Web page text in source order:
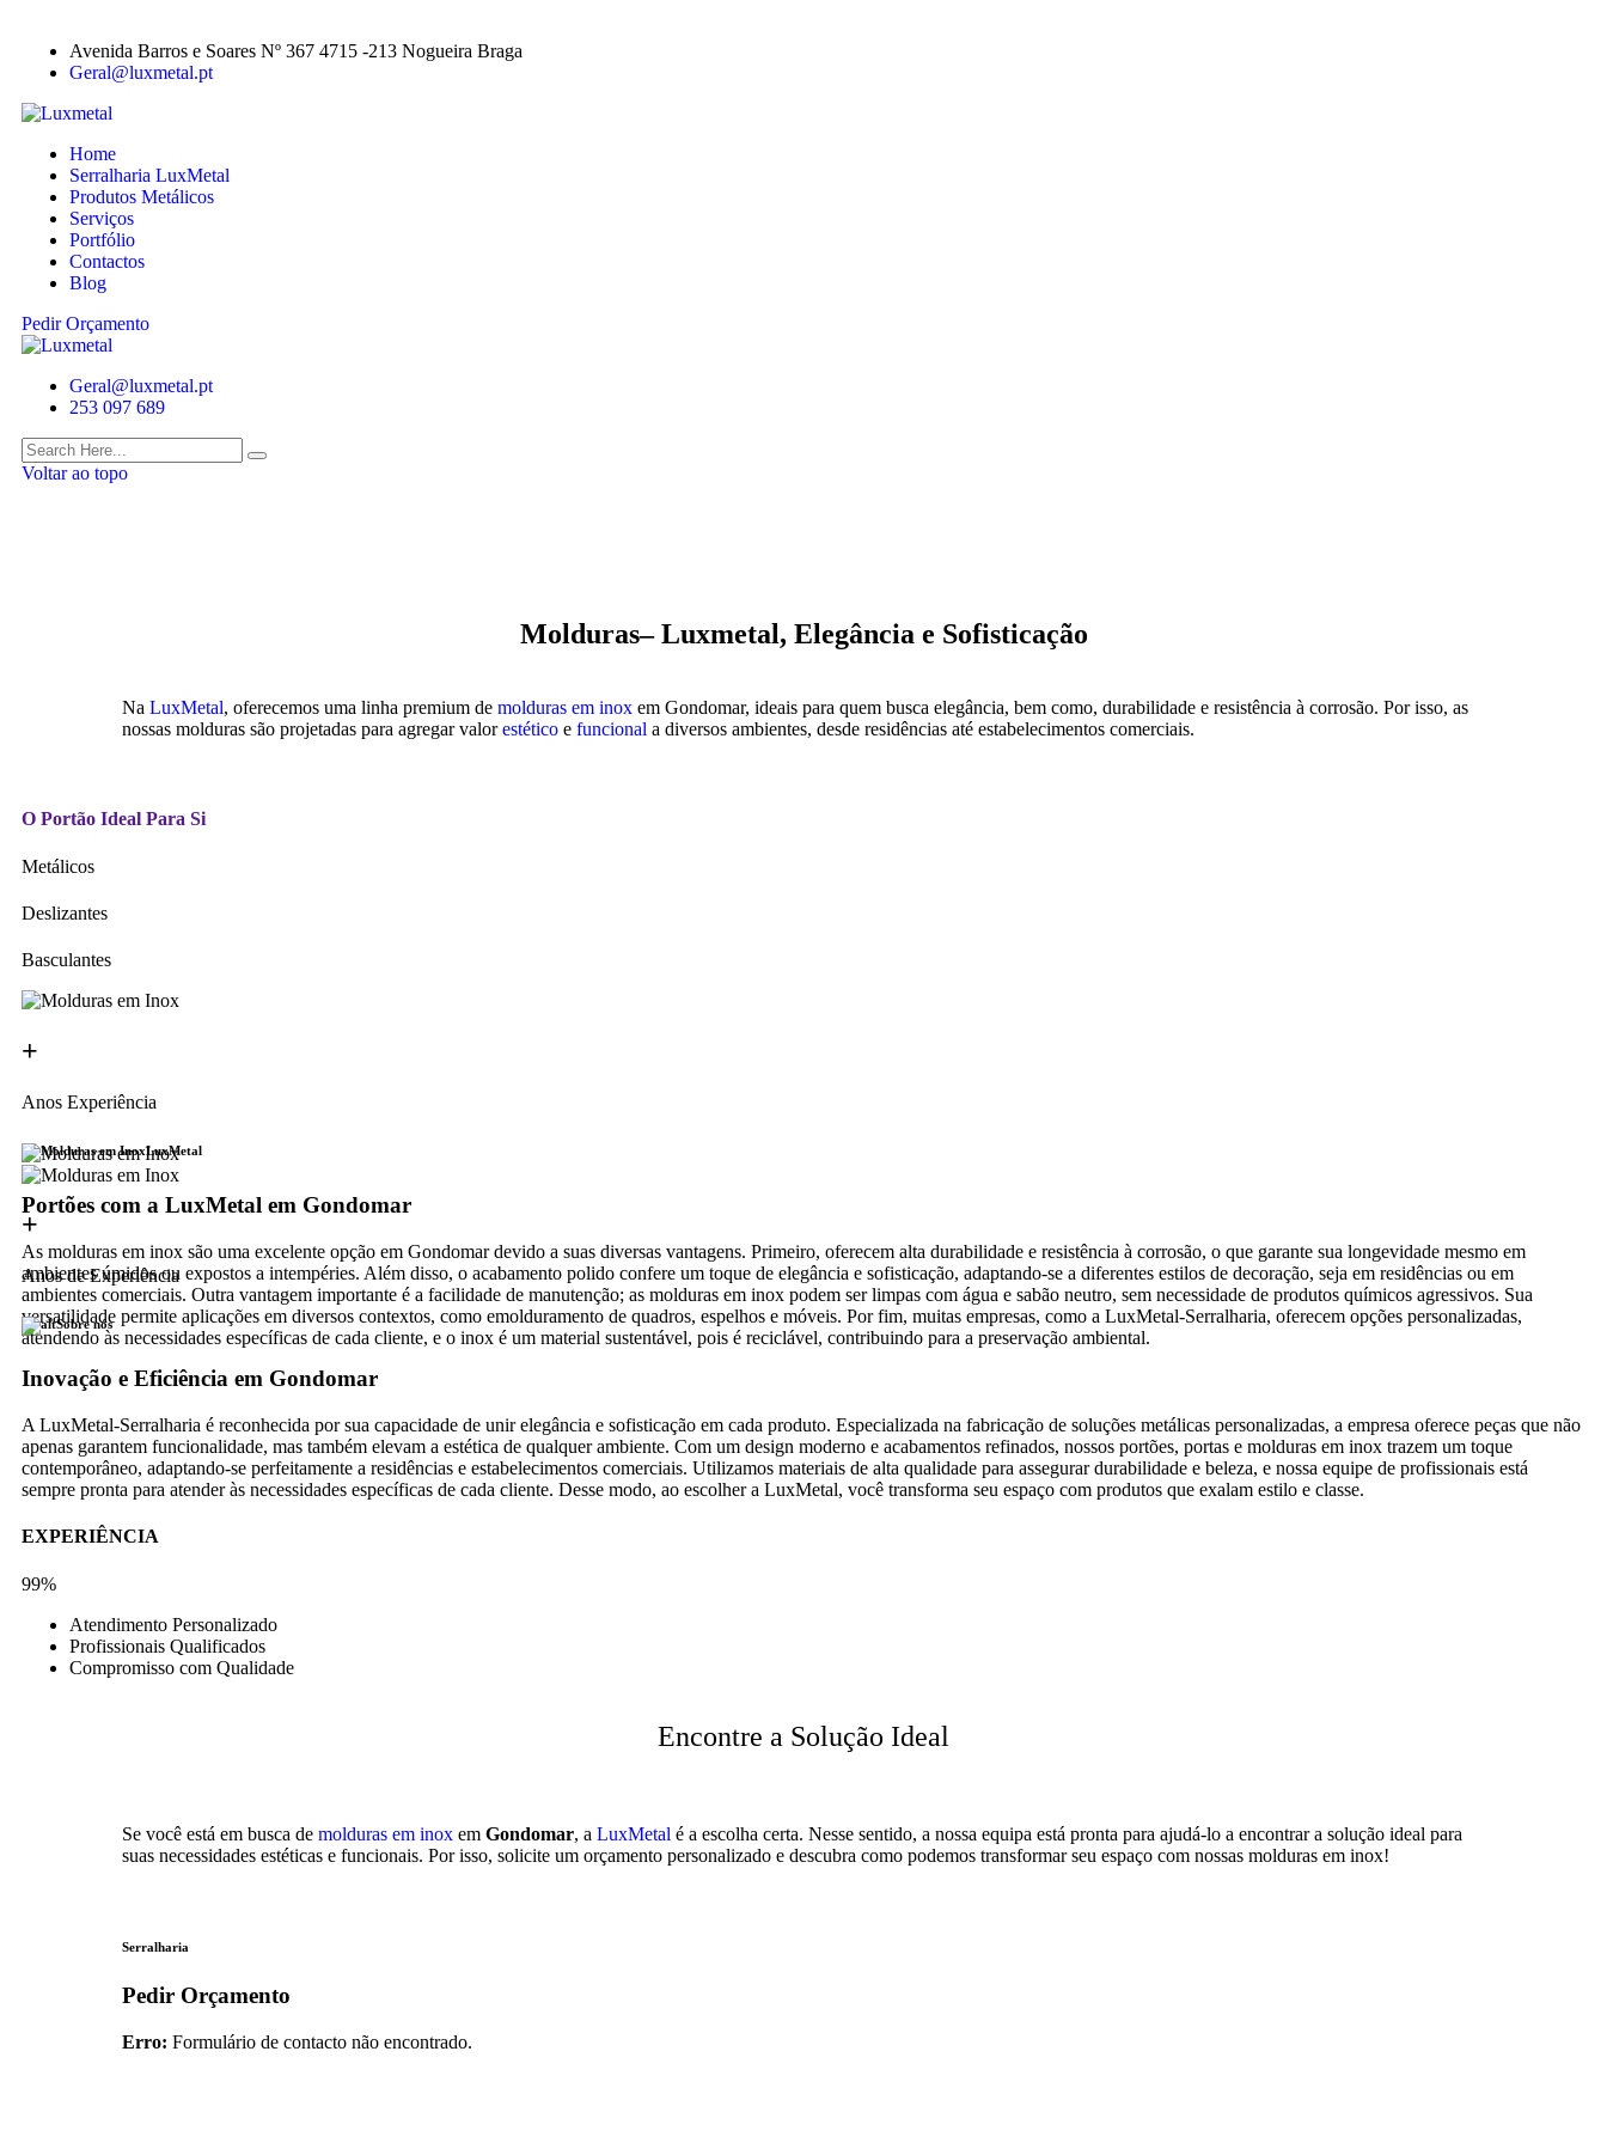
Avenida Barros e Soares Nº 367 4715 -213 Nogueira Braga
Geral@luxmetal.pt
Home
Serralharia LuxMetal
Produtos Metálicos
Serviços
Portfólio
Contactos
Blog
Pedir Orçamento
Geral@luxmetal.pt
253 097 689
Voltar ao topo
Molduras– Luxmetal, Elegância e Sofisticação
Na LuxMetal, oferecemos uma linha premium de molduras em inox em Gondomar, ideais para quem busca elegância, bem como, durabilidade e resistência à corrosão. Por isso, as
nossas molduras são projetadas para agregar valorestético e funcional a diversos ambientes, desde residências até estabelecimentos comerciais.
O Portão Ideal Para Si
Metálicos
Deslizantes
Basculantes
+
Anos Experiência
LuxMetal
Portões com a LuxMetal em Gondomar
As molduras em inox são uma excelente opção em Gondomar devido a suas diversas vantagens. Primeiro, oferecem alta durabilidade e resistência à corrosão, o que garante sua longevidade mesmo em
ambientes úmidos ou expostos a intempéries. Além disso, o acabamento polido confere um toque de elegância e sofisticação, adaptando-se a diferentes estilos de decoração, seja em residências ou em
ambientes comerciais. Outra vantagem importante é a facilidade de manutenção; as molduras em inox podem ser limpas com água e sabão neutro, sem necessidade de produtos químicos agressivos. Sua
versatilidade permite aplicações em diversos contextos, como emolduramento de quadros, espelhos e móveis. Por fim, muitas empresas, como a LuxMetal-Serralharia, oferecem opções personalizadas,
atendendo às necessidades específicas de cada cliente, e o inox é um material sustentável, pois é reciclável, contribuindo para a preservação ambiental.
+
Anos de Experiência
Sobre nós
Inovação e Eficiência em Gondomar
A LuxMetal-Serralharia é reconhecida por sua capacidade de unir elegância e sofisticação em cada produto. Especializada na fabricação de soluções metálicas personalizadas, a empresa oferece peças que não
apenas garantem funcionalidade, mas também elevam a estética de qualquer ambiente. Com um design moderno e acabamentos refinados, nossos portões, portas e molduras em inox trazem um toque
contemporâneo, adaptando-se perfeitamente a residências e estabelecimentos comerciais. Utilizamos materiais de alta qualidade para assegurar durabilidade e beleza, e nossa equipe de profissionais está
sempre pronta para atender às necessidades específicas de cada cliente. Desse modo, ao escolher a LuxMetal, você transforma seu espaço com produtos que exalam estilo e classe.
EXPERIÊNCIA
99%
Atendimento Personalizado
Profissionais Qualificados
Compromisso com Qualidade
Encontre a Solução Ideal
Se você está em busca de molduras em inox em Gondomar, a LuxMetal é a escolha certa. Nesse sentido, a nossa equipa está pronta para ajudá-lo a encontrar a solução ideal para
suas necessidades estéticas e funcionais. Por isso, solicite um orçamento personalizado e descubra como podemos transformar seu espaço com nossas molduras em inox!
Serralharia
Pedir Orçamento
Erro: Formulário de contacto não encontrado.